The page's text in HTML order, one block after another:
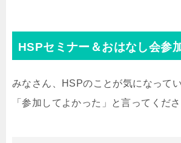
HSPセミナー＆おはなし会参
みなさん、HSPのことが気になって
「参加してよかった」と言ってくださ